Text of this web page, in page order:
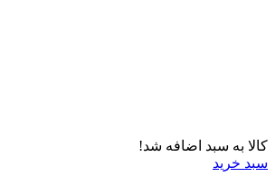
کالا به سبد اضافه شد!
سبد خرید